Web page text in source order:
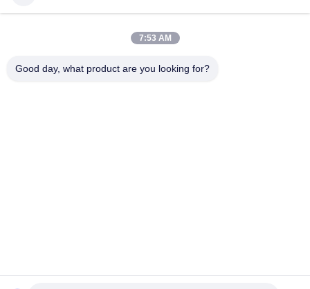
U আকৃতির বন্ধনী সহ উচ্চ আলোকিত উচ্চ তীব্রতা LED ফ্লাড লাইট 120W
ল্যান্ডস্কেপ আলোর জন্য RGBW DMX512 LED গার্ডেন স্পটলাইট RDM 20W
7:53 AM
Good day, what product are you looking for?